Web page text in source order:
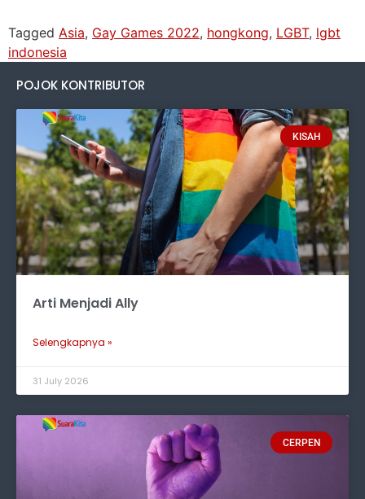
Tagged Asia, Gay Games 2022, hongkong, LGBT, lgbt
indonesia
POJOK KONTRIBUTOR
KISAH
Arti Menjadi Ally
Selengkapnya »
31 July 2026
CERPEN